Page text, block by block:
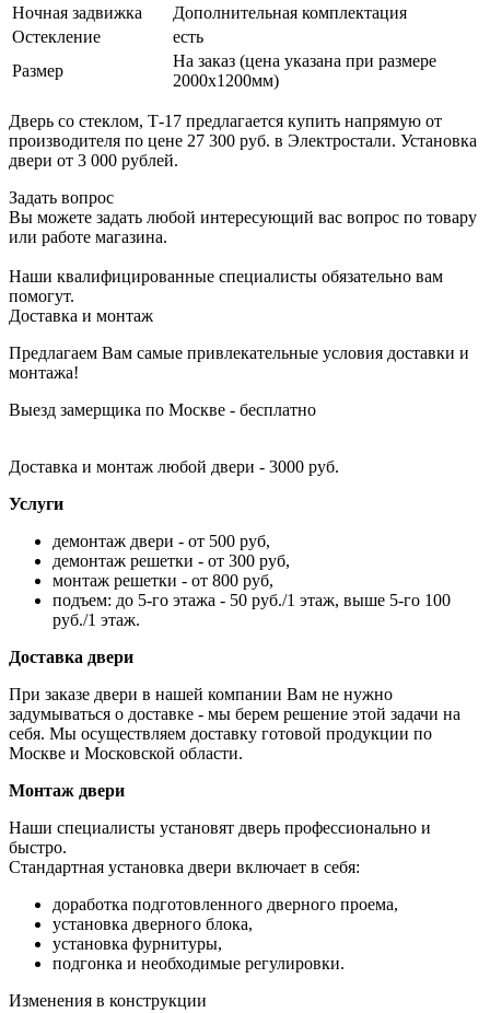
Ночная задвижка
Дополнительная комплектация
Остекление
есть
Размер
На заказ (цена указана при размере
2000х1200мм)
Дверь со стеклом, Т-17 предлагается купить напрямую от
производителя по цене 27 300 руб. в Электростали. Установка
двери от 3 000 рублей.
Задать вопрос
Вы можете задать любой интересующий вас вопрос по товару
или работе магазина.
Наши квалифицированные специалисты обязательно вам
помогут.
Доставка и монтаж
Предлагаем Вам самые привлекательные условия доставки и
монтажа!
Выезд замерщика по Москве - бесплатно
Доставка и монтаж любой двери - 3000 руб.
Услуги
демонтаж двери - от 500 руб,
демонтаж решетки - от 300 руб,
монтаж решетки - от 800 руб,
подъем: до 5-го этажа - 50 руб./1 этаж, выше 5-го 100
руб./1 этаж.
Доставка двери
При заказе двери в нашей компании Вам не нужно
задумываться о доставке - мы берем решение этой задачи на
себя. Мы осуществляем доставку готовой продукции по
Москве и Московской области.
Монтаж двери
Наши специалисты установят дверь профессионально и
быстро.
Стандартная установка двери включает в себя:
доработка подготовленного дверного проема,
установка дверного блока,
установка фурнитуры,
подгонка и необходимые регулировки.
Изменения в конструкции